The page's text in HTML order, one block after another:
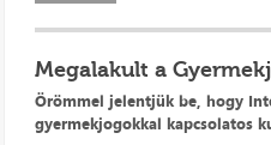
Megalakult a
Örömmel jelentjük be, hogy
gyermekjogokkal kapcsolatos